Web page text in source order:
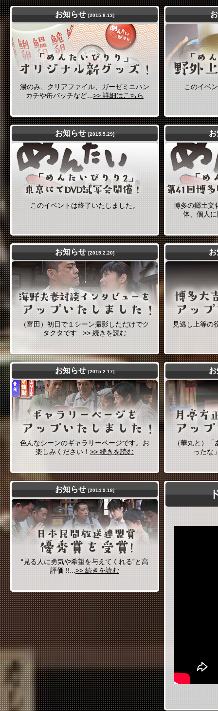
お知らせ[2015.8.13]
湯のみ、クリアファイル、ガーゼミニハン
カチや缶バッチなど... >> 詳細はこちら
このイベ
お知らせ[2015.5.29]
このイベントは終了いたしました。
博多の郷土文
体、個人
お知らせ[2015.2.20]
（富田）初日で１シーン撮影しただけでク
タクタです... >> 続きを読む
見逃し上等の
お知らせ[2015.2.17]
色んなシーンのギャラリーページです。お
楽しみください！ >> 続きを読む
（華丸と）
ったな
お知らせ[2014.9.18]
“見る人に勇気や希望を与えてくれる”と高
評価 !!... >> 続きを読む